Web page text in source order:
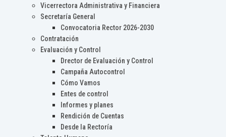
Vicerrectora Administrativa y Financiera
Secretaría General
Convocatoria Rector 2026-2030
Contratación
Evaluación y Control
Drector de Evaluación y Control
Campaña Autocontrol
Cómo Vamos
Entes de control
Informes y planes
Rendición de Cuentas
Desde la Rectoría